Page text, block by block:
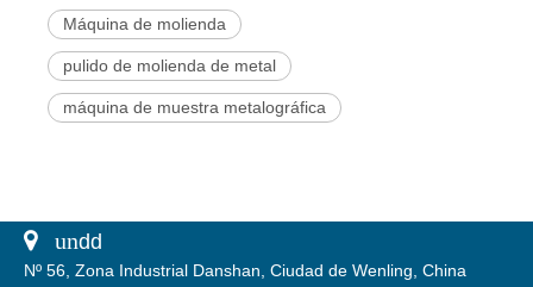
Máquina de molienda
pulido de molienda de metal
máquina de muestra metalográfica
 undd
Nº 56, Zona Industrial Danshan, Ciudad de Wenling, China